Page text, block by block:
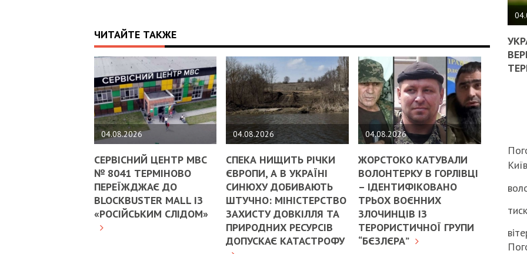
ЧИТАЙТЕ ТАКЖЕ
04.08.2026
СЕРВІСНИЙ ЦЕНТР МВС
№ 8041 ТЕРМІНОВО
ПЕРЕЇЖДЖАЄ ДО
BLOCKBUSTER MALL ІЗ
«РОСІЙСЬКИМ СЛІДОМ»
04.08.2026
СПЕКА НИЩИТЬ РІЧКИ
ЄВРОПИ, А В УКРАЇНІ
СИНЮХУ ДОБИВАЮТЬ
ШТУЧНО: МІНІСТЕРСТВО
ЗАХИСТУ ДОВКІЛЛЯ ТА
ПРИРОДНИХ РЕСУРСІВ
ДОПУСКАЄ КАТАСТРОФУ
04.08.2026
ЖОРСТОКО КАТУВАЛИ
ВОЛОНТЕРКУ В ГОРЛІВЦІ
– ІДЕНТИФІКОВАНО
ТРЬОХ ВОЄННИХ
ЗЛОЧИНЦІВ ІЗ
ТЕРОРИСТИЧНОЇ ГРУПИ
“БЄЗЛЄРА”
НА
Київ